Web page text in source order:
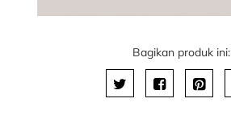
Bagikan produk ini: